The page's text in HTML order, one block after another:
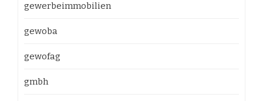
gewerbeimmobilien
gewoba
gewofag
gmbh